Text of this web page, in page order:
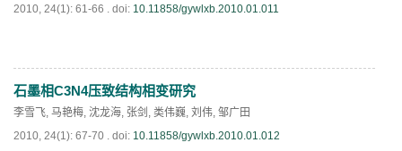
2010, 24(1): 61-66 . doi: 10.11858/gywlxb.2010.01.011
PDF(758)
石墨相C3N4压致结构相变研究
李雪飞, 马艳梅, 沈龙海, 张剑 , 类伟巍, 刘伟, 邹广田
2010, 24(1): 67-70 . doi: 10.11858/gywlxb.2010.01.012